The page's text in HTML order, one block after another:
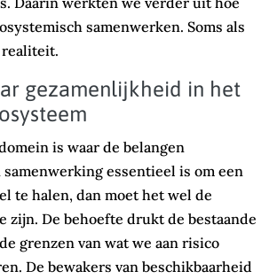
samenwerken. Soms als
realiteit.
gezamenlijkheid in het
is waar de belangen
essentieel is om een
te halen, dan moet het wel de
zijn. De behoefte drukt de bestaande
grenzen van wat we aan risico
De bewakers van beschikbaarheid